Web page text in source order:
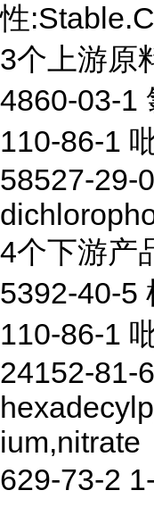
性
3个上游原
4860-03-1
110-86-1
58527-29-
4个下游产
5392-40-5
110-86-1
24152-81-
ium,nitrate
629-73-2